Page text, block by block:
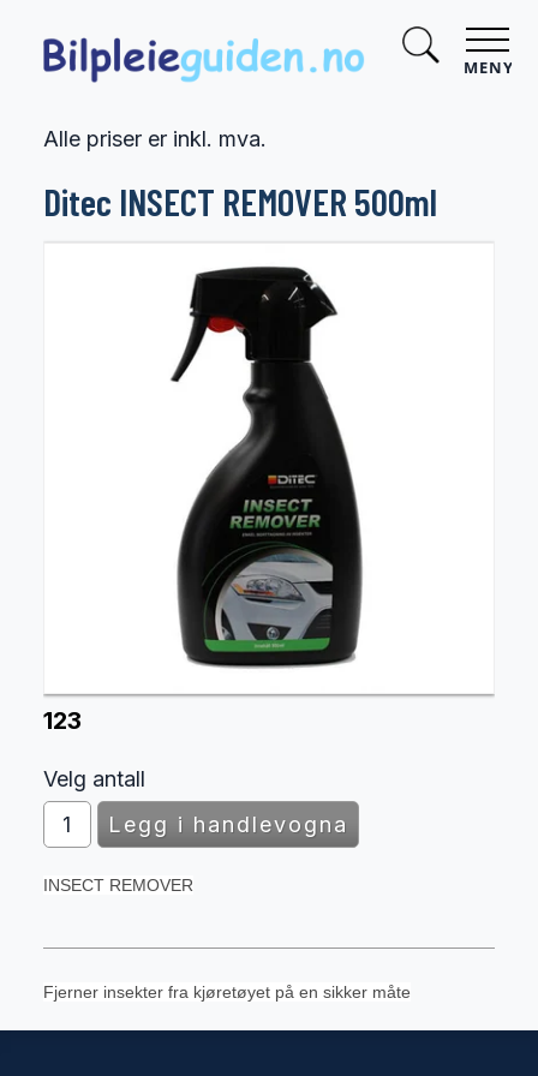
MENY
Alle priser er inkl. mva.
Ditec INSECT REMOVER 500ml
123
Velg antall
INSECT REMOVER
Fjerner insekter fra kjøretøyet på en sikker måte